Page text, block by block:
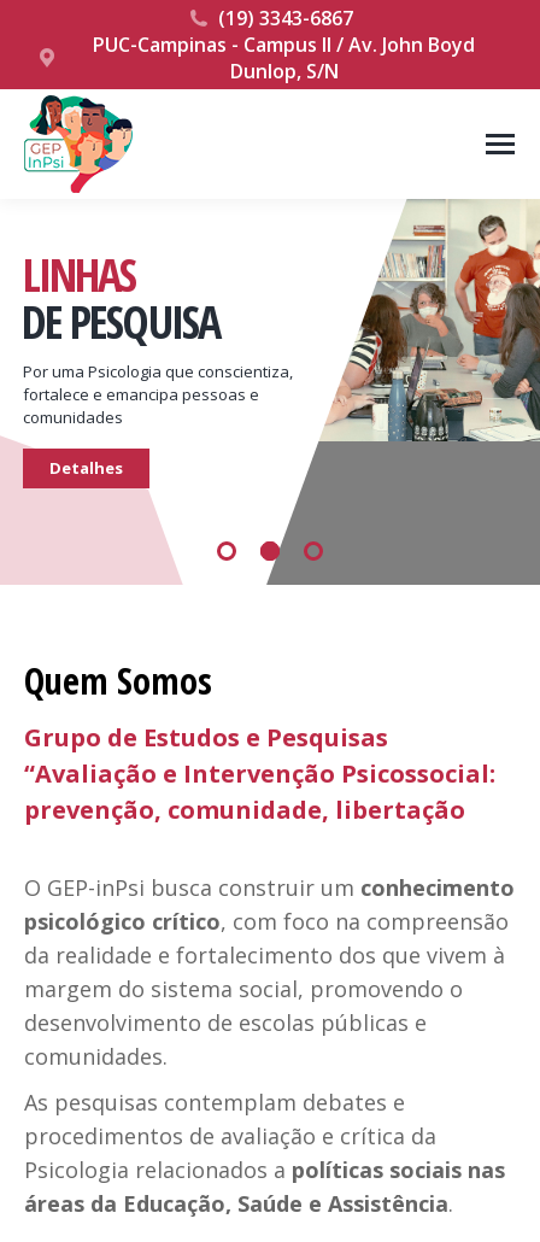
(19) 3343-6867
PUC-Campinas - Campus II / Av. John Boyd
Dunlop, S/N
LINHAS
DE PESQUISA
Por uma Psicologia que conscientiza,
fortalece e emancipa pessoas e
comunidades
Detalhes
Quem Somos
Grupo de Estudos e Pesquisas
“Avaliação e Intervenção Psicossocial:
prevenção, comunidade, libertação
O GEP-inPsi busca construir um conhecimento
psicológico crítico, com foco na compreensão
da realidade e fortalecimento dos que vivem à
margem do sistema social, promovendo o
desenvolvimento de escolas públicas e
comunidades.
As pesquisas contemplam debates e
procedimentos de avaliação e crítica da
Psicologia relacionados a políticas sociais nas
áreas da Educação, Saúde e Assistência.